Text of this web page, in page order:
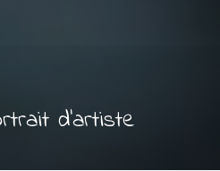
d’artiste